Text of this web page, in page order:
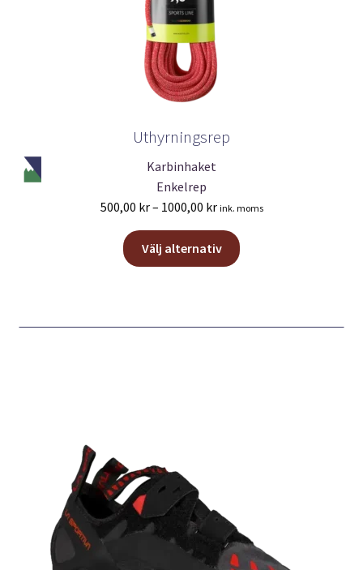
Uthyrningsrep
Karbinhaket
Enkelrep
500,00 kr– 1000,00 krPrisintervall:
500,00 kr
till
1000,00 kr
ink. moms
Välj alternativ
Den
här